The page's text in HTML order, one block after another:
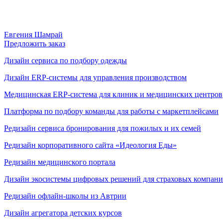
Евгения Шамрай
Предложить заказ
Дизайн сервиса по подбору одежды
Дизайн ERP-системы для управления производством
Медицинская ERP-система для клиник и медицинских центров
Платформа по подбору команды для работы с маркетплейсами
Редизайн сервиса бронирования для пожилых и их семей
Редизайн корпоративного сайта «Идеология Еды»
Редизайн медицинского портала
Дизайн экосистемы цифровых решений для страховых
Редизайн офлайн-школы из Автрии
Дизайн агрегатора детских курсов